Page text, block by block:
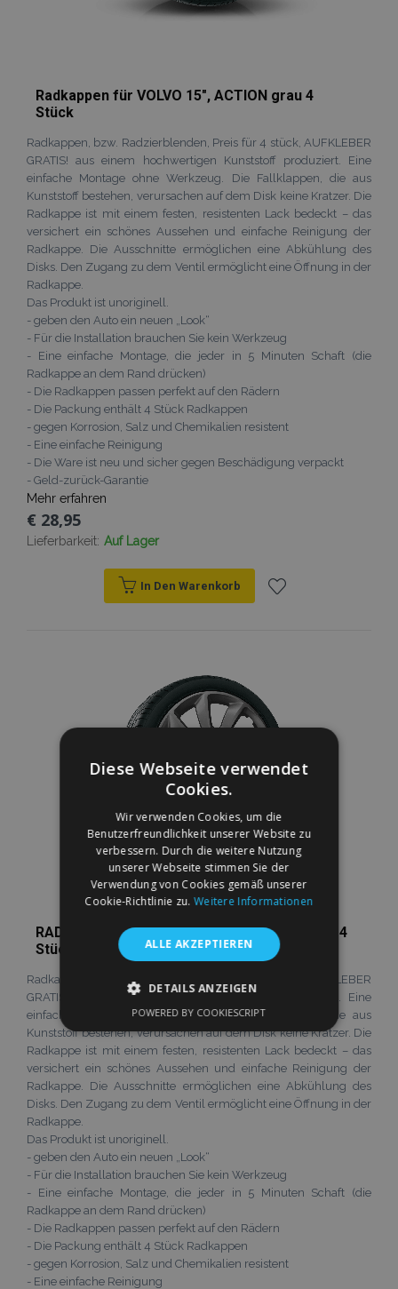
Radkappen für VOLVO 15", ACTION grau 4
Stück
Radkappen, bzw. Radzierblenden, Preis für 4 stück, AUFKLEBER
GRATIS! aus einem hochwertigen Kunststoff produziert. Eine
einfache Montage ohne Werkzeug. Die Fallklappen, die aus
Kunststoff bestehen, verursachen auf dem Disk keine Kratzer. Die
Radkappe ist mit einem festen, resistenten Lack bedeckt – das
versichert ein schönes Aussehen und einfache Reinigung der
Radkappe. Die Ausschnitte ermöglichen eine Abkühlung des
Disks. Den Zugang zu dem Ventil ermöglicht eine Öffnung in der
Radkappe.
Das Produkt ist unoriginell.
- geben den Auto ein neuen „Look“
- Für die Installation brauchen Sie kein Werkzeug
- Eine einfache Montage, die jeder in 5 Minuten Schaft (die
Radkappe an dem Rand drücken)
- Die Radkappen passen perfekt auf den Rädern
- Die Packung enthält 4 Stück Radkappen
- gegen Korrosion, Salz und Chemikalien resistent
- Eine einfache Reinigung
- Die Ware ist neu und sicher gegen Beschädigung verpackt
- Geld-zurück-Garantie
Mehr erfahren
€ 28,95
Lieferbarkeit: Auf Lager
In Den Warenkorb
RADKAPPEN FÜR VOLVO 15", QUAD GRAPHIT 4
Stück
Radkappen, bzw. Radzierblenden, Preis für 4 stück, AUFKLEBER
GRATIS! aus einem hochwertigen Kunststoff produziert. Eine
einfache Montage ohne Werkzeug. Die Fallklappen, die aus
Kunststoff bestehen, verursachen auf dem Disk keine Kratzer. Die
Radkappe ist mit einem festen, resistenten Lack bedeckt – das
versichert ein schönes Aussehen und einfache Reinigung der
Radkappe. Die Ausschnitte ermöglichen eine Abkühlung des
Disks. Den Zugang zu dem Ventil ermöglicht eine Öffnung in der
Radkappe.
Das Produkt ist unoriginell.
- geben den Auto ein neuen „Look“
- Für die Installation brauchen Sie kein Werkzeug
- Eine einfache Montage, die jeder in 5 Minuten Schaft (die
Radkappe an dem Rand drücken)
- Die Radkappen passen perfekt auf den Rädern
- Die Packung enthält 4 Stück Radkappen
- gegen Korrosion, Salz und Chemikalien resistent
- Eine einfache Reinigung
Diese Webseite verwendet
Cookies.
Wir verwenden Cookies, um die
Benutzerfreundlichkeit unserer Website zu
verbessern. Durch die weitere Nutzung
unserer Webseite stimmen Sie der
Verwendung von Cookies gemäß unserer
Cookie-Richtlinie zu.Weitere Informationen
ALLE AKZEPTIEREN
DETAILS ANZEIGEN
PERFORMANCE TARGETING
FUNKTIONALITÄT
Unbedingt erforderlich
Performance
Targeting
Funktionalität
Unbedingt erforderliche Cookies ermöglichen
wesentliche Kernfunktionen der Website wie
die Benutzeranmeldung und die
Kontoverwaltung. Ohne die unbedingt
POWERED BY COOKIESCRIPT